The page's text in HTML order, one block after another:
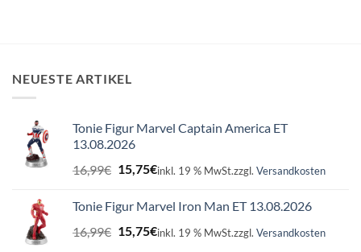
NEUESTE ARTIKEL
Tonie Figur Marvel Captain America ET
13.08.2026
16,99€ Ursprünglicher
16,99€
15,75€Aktueller
15,75€.
inkl. 19 % MwSt.zzgl. Versandkosten
Tonie Figur Marvel Iron Man ET 13.08.2026
16,99€ Ursprünglicher
Preis
15,75€Aktueller
inkl. 19 % MwSt.zzgl. Versandkosten